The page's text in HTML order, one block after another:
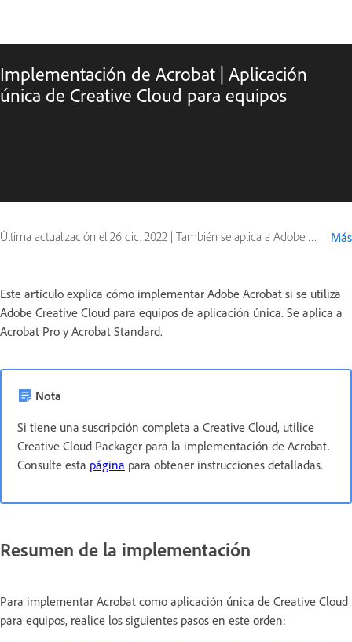
Implementación de Acrobat | Aplicación
única de Creative Cloud para equipos
Última actualización el 26 dic. 2022 | También se aplica a Adobe Acrobat, Creative Cloud for teams Más
Este artículo explica cómo implementar Adobe Acrobat si se utiliza
Adobe Creative Cloud para equipos de aplicación única. Se aplica a
Acrobat Pro y Acrobat Standard.
Nota
Si tiene una suscripción completa a Creative Cloud, utilice
Creative Cloud Packager para la implementación de Acrobat.
Consulte esta página para obtener instrucciones detalladas.
Resumen de la implementación
Para implementar Acrobat como aplicación única de Creative Cloud
para equipos, realice los siguientes pasos en este orden: